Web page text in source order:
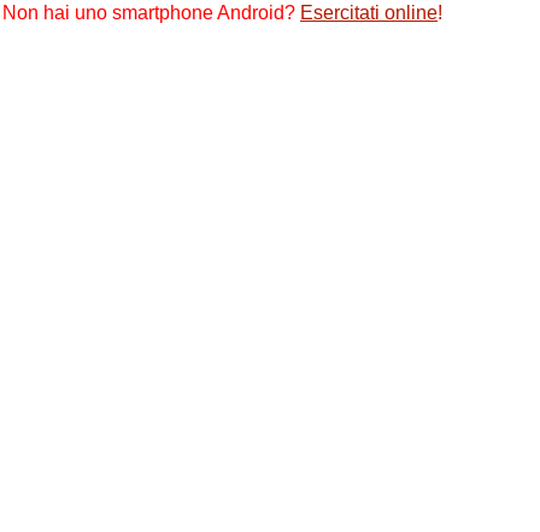
Non hai uno smartphone Android? Esercitati online!